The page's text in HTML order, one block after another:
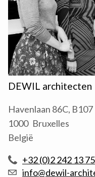
DEWIL architecten
Havenlaan 86C, B107
1000 Bruxelles
België
+32 (0)2 242 13 75
info@dewil-